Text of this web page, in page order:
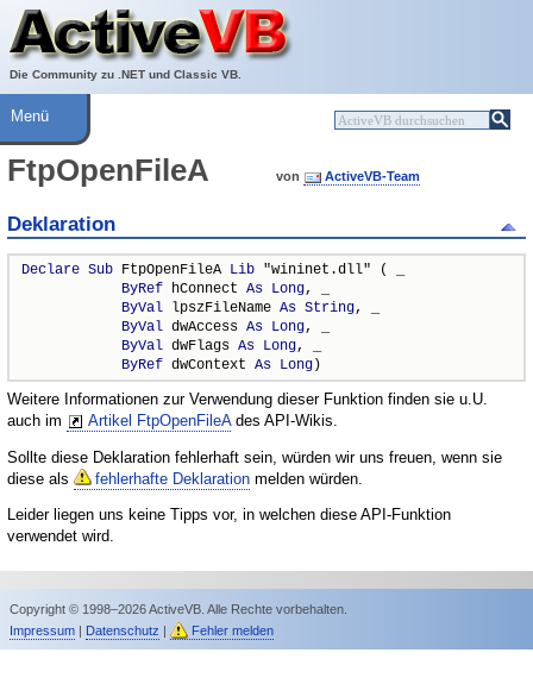
Die Community zu .NET und Classic VB.
Über ActiveVB
Hilfe
Menü
FtpOpenFileA von ActiveVB-Team
Deklaration
Declare Sub FtpOpenFileA Lib "wininet.dll" ( _
ByRef hConnect As Long, _
ByVal lpszFileName As String, _
ByVal dwAccess As Long, _
ByVal dwFlags As Long, _
ByRef dwContext As Long)
Weitere Informationen zur Verwendung dieser Funktion finden sie u.U.
auch im
Artikel FtpOpenFileAdes API-Wikis.
Sollte diese Deklaration fehlerhaft sein, würden wir uns freuen, wenn sie
diese als
fehlerhafte Deklaration melden würden.
Leider liegen uns keine Tipps vor, in welchen diese API-Funktion
verwendet wird.
Copyright © 1998–2026 ActiveVB. Alle Rechte vorbehalten.
Impressum| Datenschutz | Fehler melden